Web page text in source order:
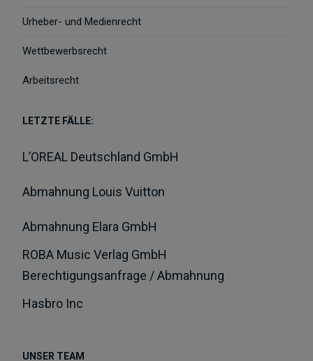
Urheber- und Medienrecht
Wettbewerbsrecht
Arbeitsrecht
LETZTE FÄLLE:
L’OREAL Deutschland GmbH
Abmahnung Louis Vuitton
Abmahnung Elara GmbH
ROBA Music Verlag GmbH
Berechtigungsanfrage / Abmahnung
Hasbro Inc
UNSER TEAM